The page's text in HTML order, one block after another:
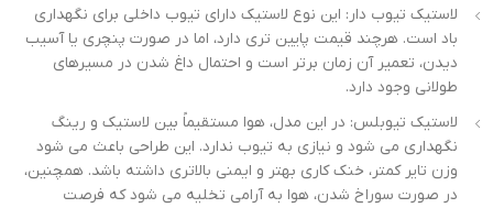
لاستیک تیوب ‌دار: این نوع لاستیک دارای تیوب داخلی برای نگهداری
باد است. هرچند قیمت پایین ‌تری دارد، اما در صورت پنچری یا آسیب
دیدن، تعمیر آن زمان‌ برتر است و احتمال داغ شدن در مسیرهای
طولانی وجود دارد.
لاستیک تیوبلس: در این مدل، هوا مستقیماً بین لاستیک و رینگ
نگهداری می ‌شود و نیازی به تیوب ندارد. این طراحی باعث می‌ شود
وزن تایر کمتر، خنک‌ کاری بهتر و ایمنی بالاتری داشته باشد. همچنین،
در صورت سوراخ شدن، هوا به ‌آرامی تخلیه می‌ شود که فرصت